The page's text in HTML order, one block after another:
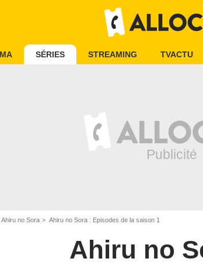
SÉRIES STREAMING TVACTU
Ahiru no Sora Ahiru no Sora : Episodes de la saison 1
Ahiru no